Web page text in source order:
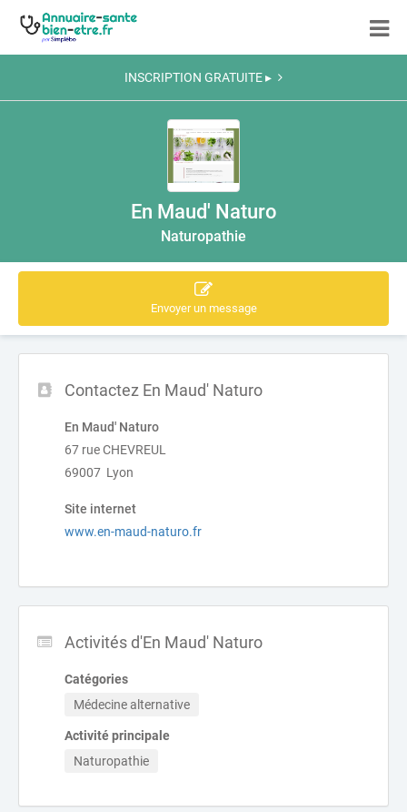
INSCRIPTION GRATUITE ▸
En Maud' Naturo
Naturopathie
Envoyer un message
Contactez En Maud' Naturo
En Maud' Naturo
67 rue CHEVREUL
69007 Lyon
Site internet
www.en-maud-naturo.fr
Activités d'En Maud' Naturo
Catégories
Médecine alternative
Activité principale
Naturopathie